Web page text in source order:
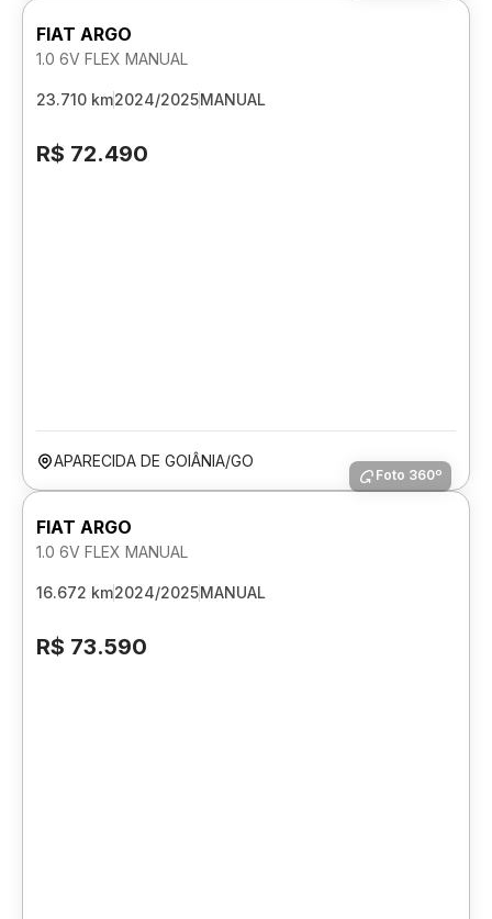
FIAT ARGO
1.0 6V FLEX MANUAL
23.710 km2024/2025MANUAL
R$ 72.490
APARECIDA DE GOIÂNIA/GO
Foto 360º
FIAT ARGO
1.0 6V FLEX MANUAL
16.672 km2024/2025MANUAL
R$ 73.590